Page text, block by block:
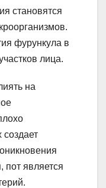
становятся
фурункула в
лица.
на
является